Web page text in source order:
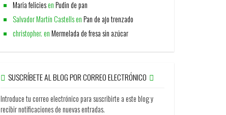
Maria feliciesenPudin de pan
Salvador Martín CastellsenPan de ajo trenzado
christopher.enMermelada de fresa sin azúcar
SUSCRÍBETE AL BLOG POR CORREO ELECTRÓNICO
Introduce tu correo electrónico para suscribirte a este blog y
recibir notificaciones de nuevas entradas.